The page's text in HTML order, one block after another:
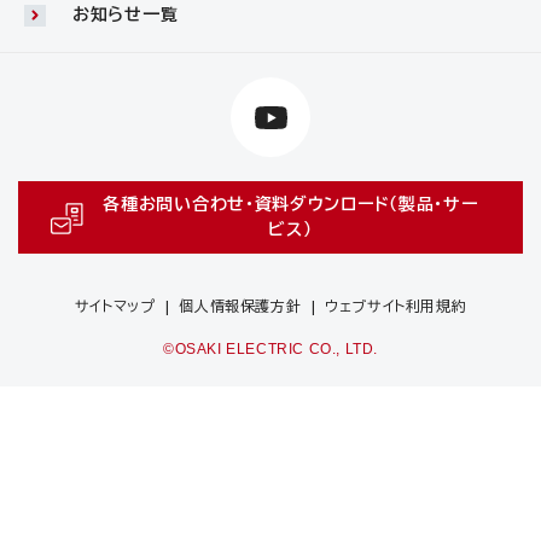
お知らせ一覧
各種お問い合わせ・資料ダウンロード（製品・サー
ビス）
サイトマップ 個人情報保護方針 ウェブサイト利用規約
©OSAKI ELECTRIC CO., LTD.